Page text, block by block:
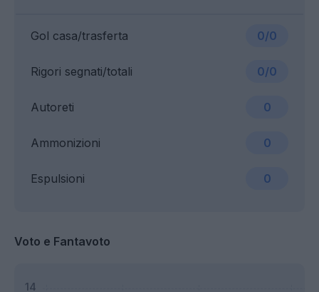
Gol casa/trasferta 0/0
Ammonizioni 0
Rigori segnati/totali 0/0
Espulsioni 0
Autoreti 0
Voto e Fantavoto